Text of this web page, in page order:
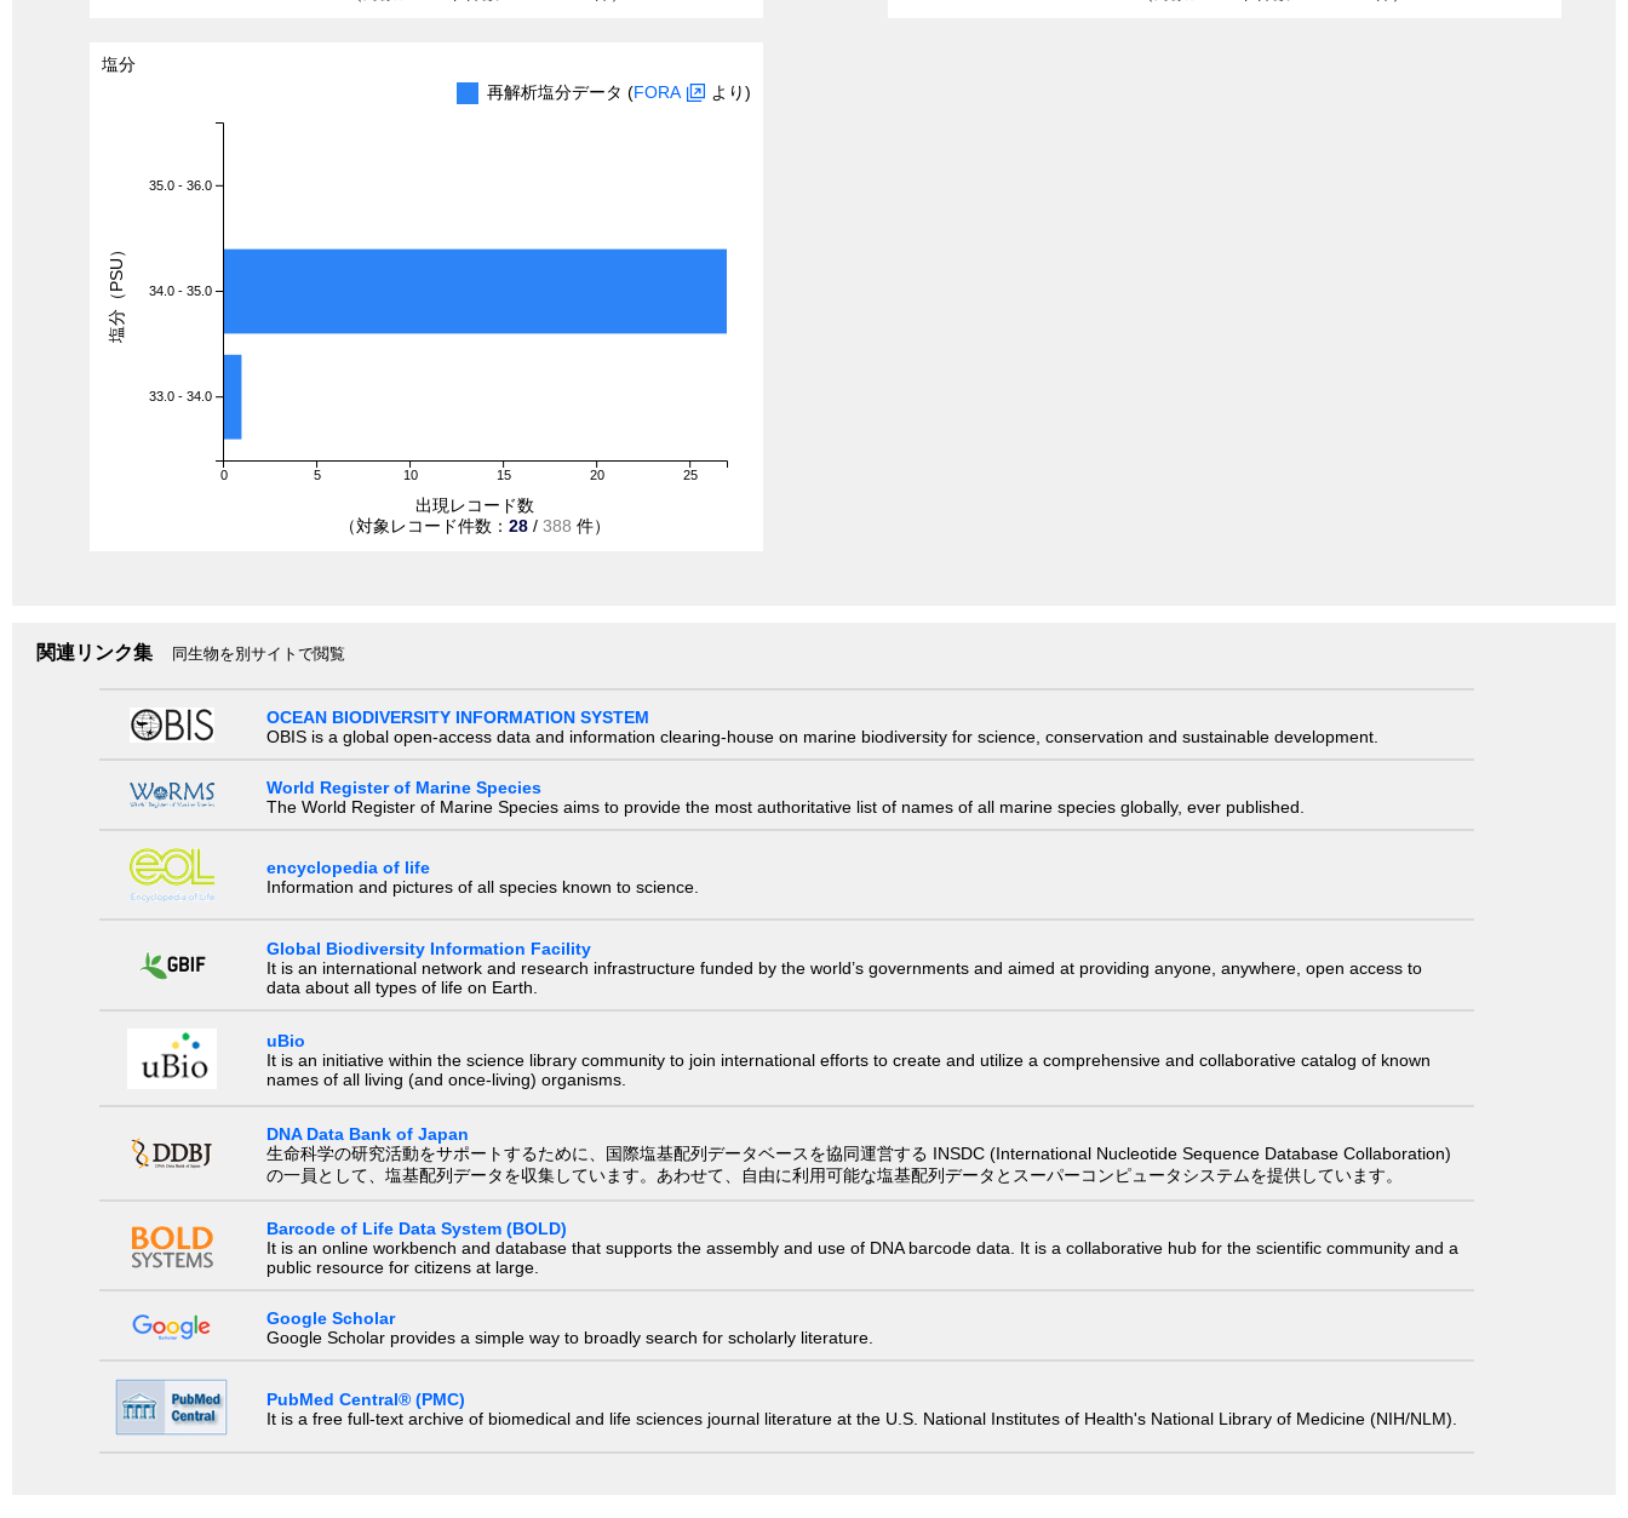
塩分
再解析塩分データ (FORA より)
0 5 10 15 20 25
35.0 - 36.0
34.0 - 35.0
33.0 - 34.0
出現レコード数
（対象レコード件数： 28 / 388 件）
塩分（PSU）
関連リンク集 同生物を別サイトで閲覧
OCEAN BIODIVERSITY INFORMATION SYSTEM
OBIS is a global open-access data and information clearing-house on marine biodiversity for science, conservation and sustainable development.
World Register of Marine Species
The World Register of Marine Species aims to provide the most authoritative list of names of all marine species globally, ever published.
encyclopedia of life
Information and pictures of all species known to science.
Global Biodiversity Information Facility
It is an international network and research infrastructure funded by the world’s governments and aimed at providing anyone, anywhere, open access to
data about all types of life on Earth.
uBio
It is an initiative within the science library community to join international efforts to create and utilize a comprehensive and collaborative catalog of known
names of all living (and once-living) organisms.
DNA Data Bank of Japan
生命科学の研究活動をサポートするために、国際塩基配列データベースを協同運営する INSDC (International Nucleotide Sequence Database Collaboration)
の一員として、塩基配列データを収集しています。あわせて、自由に利用可能な塩基配列データとスーパーコンピュータシステムを提供しています。
Barcode of Life Data System (BOLD)
It is an online workbench and database that supports the assembly and use of DNA barcode data. It is a collaborative hub for the scientific community and a
public resource for citizens at large.
Google Scholar
Google Scholar provides a simple way to broadly search for scholarly literature.
PubMed Central® (PMC)
It is a free full-text archive of biomedical and life sciences journal literature at the U.S. National Institutes of Health's National Library of Medicine (NIH/NLM).